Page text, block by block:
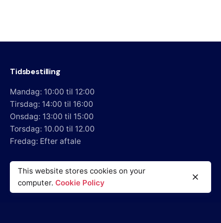
Tidsbestilling
Mandag: 10:00 til 12:00
Tirsdag: 14:00 til 16:00
Onsdag: 13:00 til 15:00
Torsdag: 10.00 til 12.00
Fredag: Efter aftale
Alm. henvisning: Tlf. 33124001
Mail: info@reumatolog.dk
This website stores cookies on your
computer. Cookie Policy